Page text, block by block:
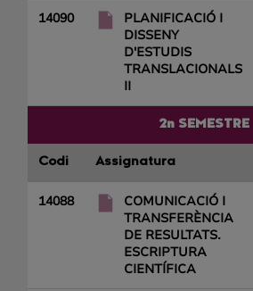
14090
PLANIFICACIÓ I
DISSENY
D'ESTUDIS
TRANSLACIONALS
II
2n SEMESTRE
Codi Assignatura
14088
COMUNICACIÓ I
TRANSFERÈNCIA
DE RESULTATS.
ESCRIPTURA
CIENTÍFICA